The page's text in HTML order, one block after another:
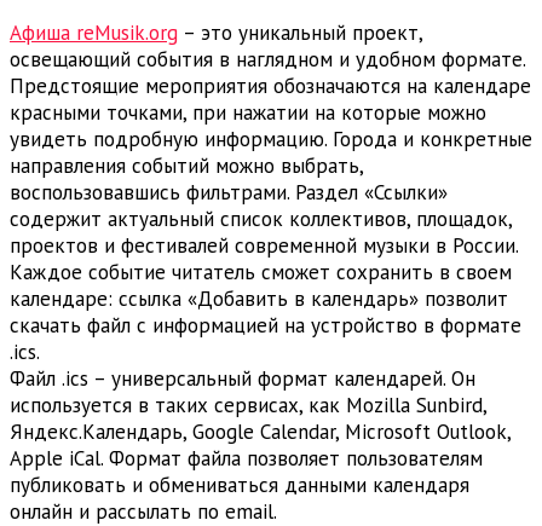
Афиша reMusik.org – это уникальный проект,
освещающий события в наглядном и удобном формате.
Предстоящие мероприятия обозначаются на календаре
красными точками, при нажатии на которые можно
увидеть подробную информацию. Города и конкретные
направления событий можно выбрать,
воспользовавшись фильтрами. Раздел «Ссылки»
содержит актуальный список коллективов, площадок,
проектов и фестивалей современной музыки в России.
Каждое событие читатель сможет сохранить в своем
календаре: ссылка «Добавить в календарь» позволит
скачать файл с информацией на устройство в формате
.ics.
Файл .ics – универсальный формат календарей. Он
используется в таких сервисах, как Mozilla Sunbird,
Яндекс.Календарь, Google Calendar, Microsoft Outlook,
Apple iCal. Формат файла позволяет пользователям
публиковать и обмениваться данными календаря
онлайн и рассылать по email.